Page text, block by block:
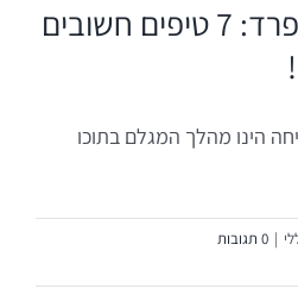
פיתוח עסקי ופתיחת דלתות בספרד
הקמת חברה בספרד: 7 טיפים חשובים
הינו מהלך המגלם בתוכו
| 0 תגובות